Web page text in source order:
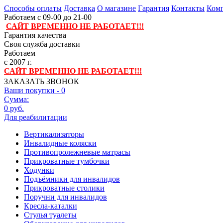
Способы оплаты Доставка О магазине Гарантия Контакты
Работаем с 09-00 до 21-00
САЙТ ВРЕМЕННО НЕ РАБОТАЕТ!!!
Гарантия качества
Своя служба доставки
Работаем
с 2007 г.
САЙТ ВРЕМЕННО НЕ РАБОТАЕТ!!!
ЗАКАЗАТЬ ЗВОНОК
Ваши покупки - 0
Сумма:
0 руб.
Для реабилитации
Вертикализаторы
Инвалидные коляски
Противопролежневые матрасы
Прикроватные тумбочки
Ходунки
Подъёмники для инвалидов
Прикроватные столики
Поручни для инвалидов
Кресла-каталки
Стулья туалеты